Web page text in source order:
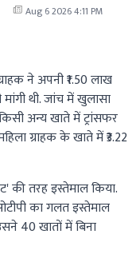
Aug 6 2026 4:11 PM
ने अपनी ₹1.50 लाख
थी. जांच में खुलासा
अन्य खाते में ट्रांसफर
ग्राहक के खाते में ₹3.22
की तरह इस्तेमाल किया.
का गलत इस्तेमाल
40 खातों में बिना